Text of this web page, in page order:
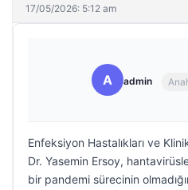
17/05/2026: 5:12 am
A admin
Enfeksiyon Hastalıkları ve
Dr. Yasemin Ersoy,
bir pandemi sürecinin